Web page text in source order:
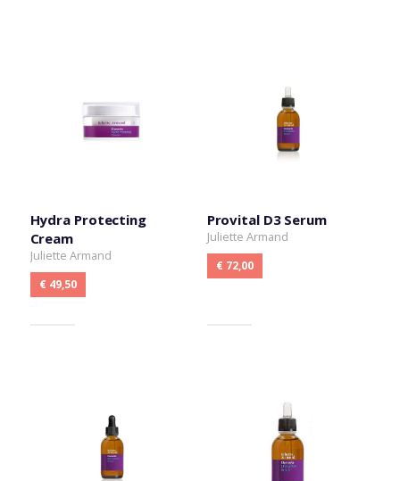
Hydra Protecting
Cream
Juliette Armand
€ 49,50
Provital D3 Serum
Juliette Armand
€ 72,00